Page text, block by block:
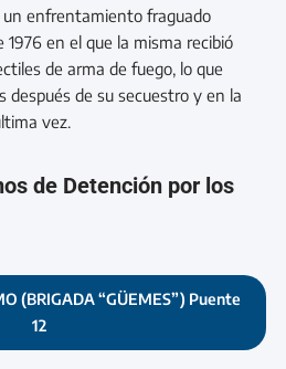
enfrentamiento fraguado
1976 en el que la misma recibió
de arma de fuego, lo que
después de su secuestro y en la
vez.
de Detención por los
(BRIGADA “GÜEMES”) Puente
12